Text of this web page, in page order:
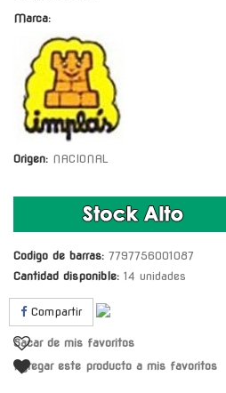
Marca:
Origen: NACIONAL
Codigo de barras: 7797756001087
Cantidad disponible: 14 unidades
Compartir
Sacar de mis favoritos
Agregar este producto a mis favoritos